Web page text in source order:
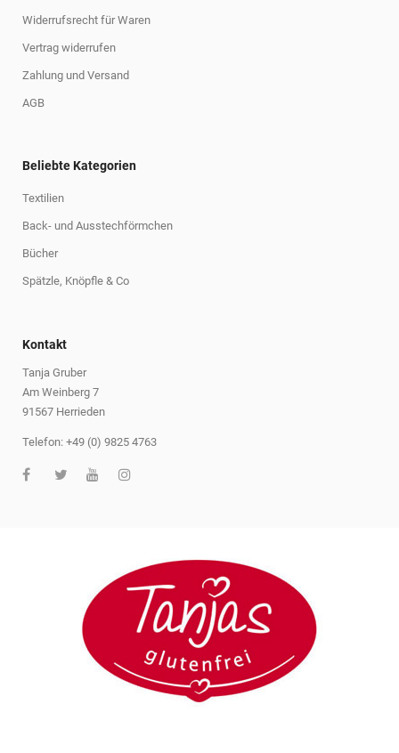
Widerrufsrecht für Waren
Vertrag widerrufen
Zahlung und Versand
AGB
Beliebte Kategorien
Textilien
Back- und Ausstechförmchen
Bücher
Spätzle, Knöpfle & Co
Kontakt
Tanja Gruber
Am Weinberg 7
91567 Herrieden
Telefon: +49 (0) 9825 4763